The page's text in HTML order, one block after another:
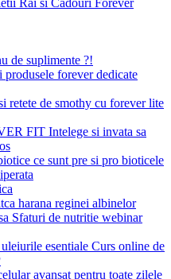
Rai si Cadouri Forever
de suplimente ?!
produsele forever dedicate
retete de smothy cu forever lite
FIT Intelege si invata sa
ce sunt pre si pro bioticele
harana reginei albinelor
Sfaturi de nutritie webinar
esentiale Curs online de
avansat pentru toate zilele